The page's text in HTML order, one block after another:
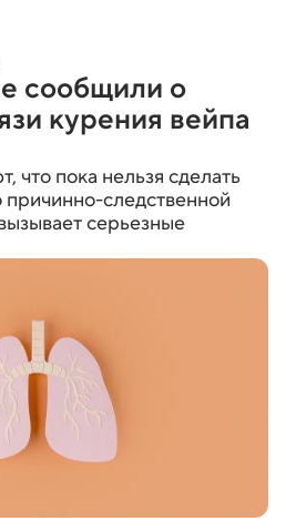
сообщили о
курения вейпа
что пока нельзя сделать
следственной
серьезные